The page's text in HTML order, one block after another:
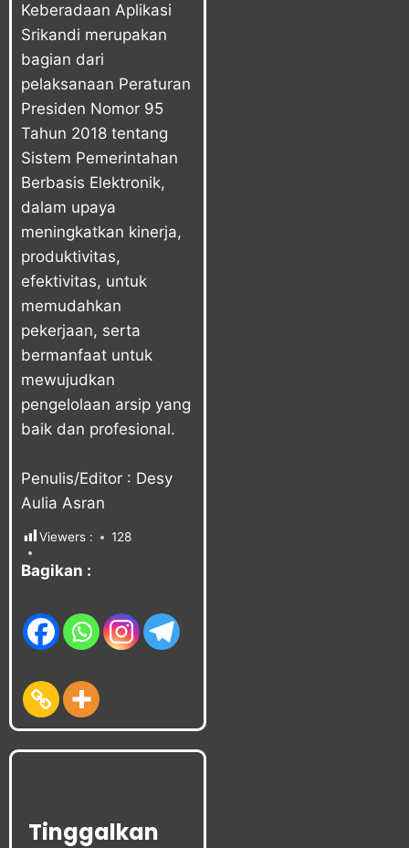
Keberadaan Aplikasi
Srikandi merupakan
bagian dari
pelaksanaan Peraturan
Presiden Nomor 95
Tahun 2018 tentang
Sistem Pemerintahan
Berbasis Elektronik,
dalam upaya
meningkatkan kinerja,
produktivitas,
efektivitas, untuk
memudahkan
pekerjaan, serta
bermanfaat untuk
mewujudkan
pengelolaan arsip yang
baik dan profesional.
Penulis/Editor : Desy
Aulia Asran
Viewers : 128
Bagikan :
Tinggalkan